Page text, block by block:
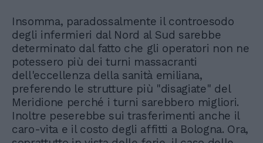
Insomma, paradossalmente il controesodo
degli infermieri dal Nord al Sud sarebbe
determinato dal fatto che gli operatori non ne
potessero più dei turni massacranti
dell'eccellenza della sanità emiliana,
preferendo le strutture più "disagiate" del
Meridione perché i turni sarebbero migliori.
Inoltre peserebbe sui trasferimenti anche il
caro-vita e il costo degli affitti a Bologna. Ora,